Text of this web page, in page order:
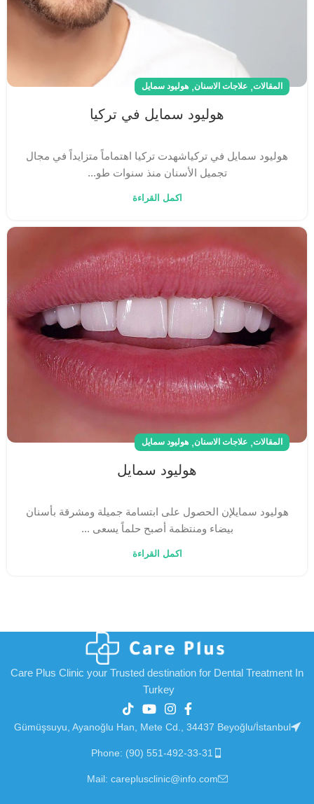
المقالات, علاجات الاسنان, هوليود سمايل
هوليود سمايل في تركيا
هوليود سمايل في تركياشهدت تركيا اهتماماً متزايداً في مجال
تجميل الأسنان منذ سنوات طو...
اكمل القراءة
المقالات, علاجات الاسنان, هوليود سمايل
هوليود سمايل
هوليود سمايلإن الحصول على ابتسامة جميلة ومشرقة بأسنان
بيضاء ومنتظمة أصبح حلماً يسعى ...
اكمل القراءة
Care Plus Clinic your Trusted destination for Dental Treatment In
Turkey
Gümüşsuyu, Ayanoğlu Han, Mete Cd., 34437 Beyoğlu/İstanbul
Phone: (90) 551-492-33-31
Mail: careplusclinic@info.com